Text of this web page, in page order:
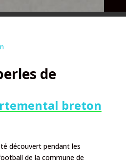
de
breton
découvert pendant les
de la commune de